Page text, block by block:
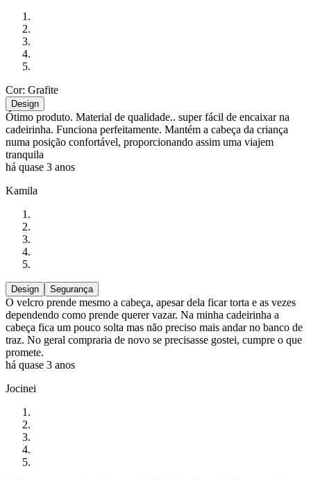
Cor: Grafite
Design
Ótimo produto. Material de qualidade.. super fácil de encaixar na
cadeirinha. Funciona perfeitamente. Mantém a cabeça da criança
numa posição confortável, proporcionando assim uma viajem
tranquila
há quase 3 anos
Kamila
Design Segurança
O velcro prende mesmo a cabeça, apesar dela ficar torta e as vezes
dependendo como prende querer vazar. Na minha cadeirinha a
cabeça fica um pouco solta mas não preciso mais andar no banco de
traz. No geral compraria de novo se precisasse gostei, cumpre o que
promete.
há quase 3 anos
Jocinei